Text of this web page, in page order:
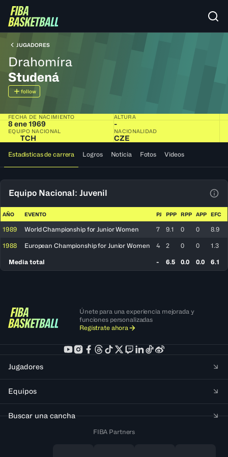
JUGADORES
Drahomíra
Studená
follow
FECHA DE NACIMIENTO
8 ene 1969
ALTURA
-
EQUIPO NACIONAL
TCH
NACIONALIDAD
CZE
Estadísticas de carrera Logros Noticia Fotos Videos
Equipo Nacional: Juvenil
AÑO EVENTO PJ PPP RPP APP EFC
1989 World Championship for Junior Women 7 9.1 0 0 8.9
1988 European Championship for Junior Women 4 2 0 0 1.3
Media total - 6.5 0.0 0.0 6.1
Únete para una experiencia mejorada y
funciones personalizadas
Regístrate ahora
Jugadores
Equipos
Buscar una cancha
FIBA Partners